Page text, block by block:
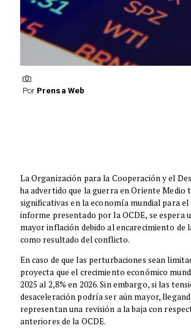
Por Prensa Web
La Organización para la Cooperación y el
ha advertido que la guerra en Oriente Medio
significativas en la economía mundial para el
informe presentado por la OCDE, se espera
mayor inflación debido al encarecimiento
como resultado del conflicto.
En caso de que las perturbaciones sean
proyecta que el crecimiento económico
2025 al 2,8% en 2026. Sin embargo, si las
desaceleración podría ser aún mayor,
representan una revisión a la baja con
anteriores de la OCDE.